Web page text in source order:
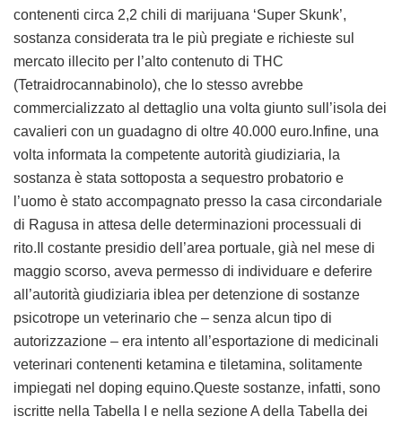
contenenti circa 2,2 chili di marijuana ‘Super Skunk’,
sostanza considerata tra le più pregiate e richieste sul
mercato illecito per l’alto contenuto di THC
(Tetraidrocannabinolo), che lo stesso avrebbe
commercializzato al dettaglio una volta giunto sull’isola dei
cavalieri con un guadagno di oltre 40.000 euro.Infine, una
volta informata la competente autorità giudiziaria, la
sostanza è stata sottoposta a sequestro probatorio e
l’uomo è stato accompagnato presso la casa circondariale
di Ragusa in attesa delle determinazioni processuali di
rito.Il costante presidio dell’area portuale, già nel mese di
maggio scorso, aveva permesso di individuare e deferire
all’autorità giudiziaria iblea per detenzione di sostanze
psicotrope un veterinario che – senza alcun tipo di
autorizzazione – era intento all’esportazione di medicinali
veterinari contenenti ketamina e tiletamina, solitamente
impiegati nel doping equino.Queste sostanze, infatti, sono
iscritte nella Tabella I e nella sezione A della Tabella dei